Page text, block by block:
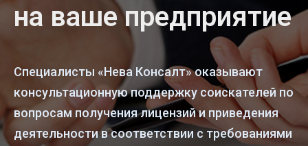
на ваше предприятие
Специалисты «Нева Консалт» оказывают
консультационную поддержку соискателей по
вопросам получения лицензий и приведения
деятельности в соответствии с требованиями